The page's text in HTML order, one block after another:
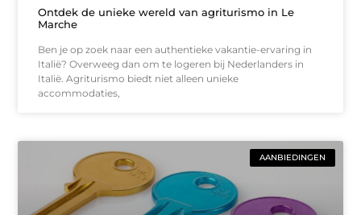
Ontdek de unieke wereld van agriturismo in Le
Marche
Ben je op zoek naar een authentieke vakantie-ervaring in
Italië? Overweeg dan om te logeren bij Nederlanders in
Italië. Agriturismo biedt niet alleen unieke
accommodaties,
AANBIEDINGEN